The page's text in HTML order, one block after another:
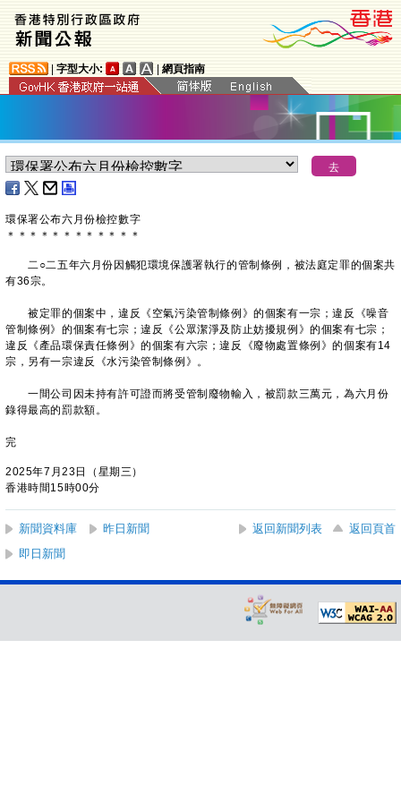
字型大小: 網頁指南
環保署公布六月份檢控數字
＊ ＊ ＊ ＊ ＊ ＊ ＊ ＊ ＊ ＊ ＊ ＊
二○二五年六月份因觸犯環境保護署執行的管制條例，被法庭定罪的個案共
有36宗。
被定罪的個案中，違反《空氣污染管制條例》的個案有一宗；違反《噪音
管制條例》的個案有七宗；違反《公眾潔淨及防止妨擾規例》的個案有七宗；
違反《產品環保責任條例》的個案有六宗；違反《廢物處置條例》的個案有14
宗，另有一宗違反《水污染管制條例》。
一間公司因未持有許可證而將受管制廢物輸入，被罰款三萬元，為六月份
錄得最高的罰款額。
完
2025年7月23日（星期三）
香港時間15時00分
新聞資料庫 昨日新聞 返回新聞列表
返回頁首
即日新聞